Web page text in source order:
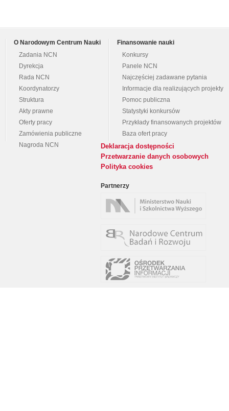
O Narodowym Centrum Nauki
Zadania NCN
Dyrekcja
Rada NCN
Koordynatorzy
Struktura
Akty prawne
Oferty pracy
Zamówienia publiczne
Nagroda NCN
Finansowanie nauki
Konkursy
Panele NCN
Najczęściej zadawane pytania
Informacje dla realizujących projekty
Pomoc publiczna
Statystyki konkursów
Przykłady finansowanych projektów
Baza ofert pracy
Deklaracja dostępności
Przetwarzanie danych osobowych
Polityka cookies
Partnerzy